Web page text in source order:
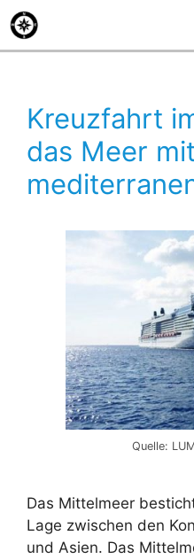
Zum
Inhalt
springen
Kreuzfahrt
das Meer
Quelle:
Das Mittelmeer
Lage zwischen den
und Asien. Das